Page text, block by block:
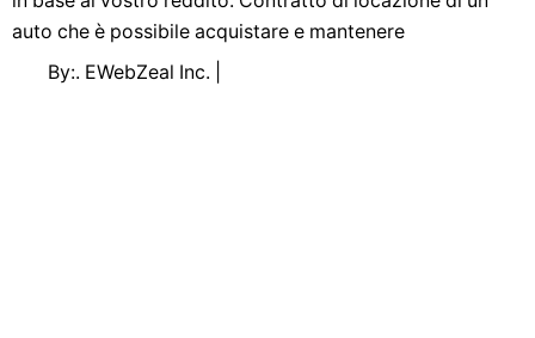
auto che è possibile acquistare e mantenere
By:. EWebZeal Inc. |